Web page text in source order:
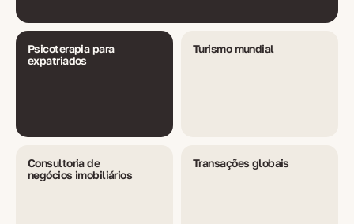
Psicoterapia para
expatriados
Turismo mundial
Consultoria de
negócios imobiliários
Transações globais